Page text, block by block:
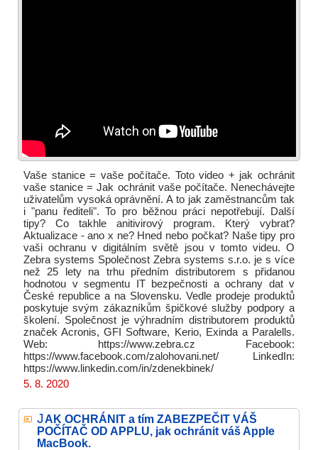
Vaše stanice = vaše počítače. Toto video + jak ochránit
vaše stanice = Jak ochránit vaše počítače. Nenechávejte
uživatelům vysoká oprávnění. A to jak zaměstnancům tak
i "panu řediteli". To pro běžnou práci nepotřebují. Další
tipy? Co takhle anitivirový program. Který vybrat?
Aktualizace - ano x ne? Hned nebo počkat? Naše tipy pro
vaši ochranu v digitálním světě jsou v tomto videu. O
Zebra systems Společnost Zebra systems s.r.o. je s více
než 25 lety na trhu předním distributorem s přidanou
hodnotou v segmentu IT bezpečnosti a ochrany dat v
České republice a na Slovensku. Vedle prodeje produktů
poskytuje svým zákazníkům špičkové služby podpory a
školení. Společnost je výhradním distributorem produktů
značek Acronis, GFI Software, Kerio, Exinda a Paralells.
Web: https://www.zebra.cz Facebook:
https://www.facebook.com/zalohovani.net/ LinkedIn:
https://www.linkedin.com/in/zdenekbinek/
5. 8. 2020
JAK OCHRÁNIT a tím ZABEZPEČIT VÁŠ
POČÍTAČ OD APPLU, jak ochránit váš Apple
MacBook.